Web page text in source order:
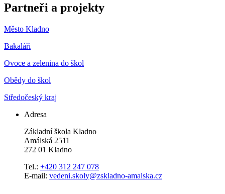
Partneři a projekty
Město Kladno
Bakaláři
Ovoce a zelenina do škol
Obědy do škol
Středočeský kraj
Adresa
Základní škola Kladno
Amálská 2511
272 01 Kladno
Tel.: +420 312 247 078
E-mail: vedeni.skoly@zskladno-amalska.cz